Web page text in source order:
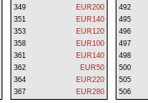
349
EUR200
351
EUR140
353
EUR120
358
EUR100
361
EUR140
362
EUR50
364
EUR220
367
EUR280
492
495
496
497
498
500
505
506